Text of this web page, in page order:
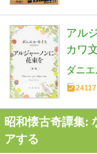
アル
カワ
ダニ
24117
昭和懐古奇譚集:
アする